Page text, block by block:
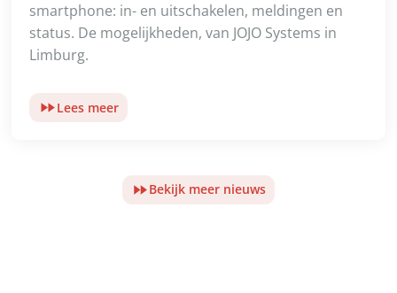
smartphone: in- en uitschakelen, meldingen en
status. De mogelijkheden, van JOJO Systems in
Limburg.
Lees meer
Bekijk meer nieuws